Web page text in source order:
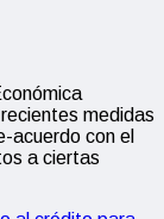
medidas
acuerdo con el
a ciertas